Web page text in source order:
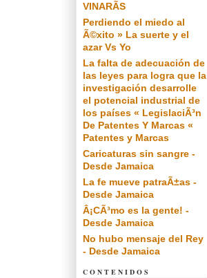
VINARÃS
Perdiendo el miedo al
Ã©xito » La suerte y el
azar Vs Yo
La falta de adecuación de
las leyes para logra que la
investigación desarrolle
el potencial industrial de
los países « LegislaciÃ³n
De Patentes Y Marcas «
Patentes y Marcas
Caricaturas sin sangre -
Desde Jamaica
La fe mueve patraÃ±as -
Desde Jamaica
Â¡CÃ³mo es la gente! -
Desde Jamaica
No hubo mensaje del Rey
- Desde Jamaica
CONTENIDOS